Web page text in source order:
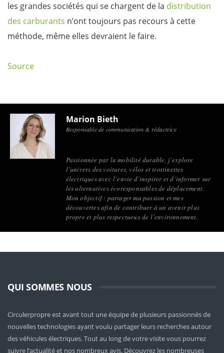
les grandes sociétés qui se chargent de la distribution
des carburants n’ont toujours pas recours à cette
méthode, même elles devraient le faire.
Source
Marion Bieth
Responsable de communication & rédactrice
Passionnée par la mobilité durable, j’explore
l’univers des voitures, vélos et trottinettes
électriques avec l’envie d’inspirer et d’informer sur
les alternatives écoresponsables de déplacement.
Mon objectif : partager ma passion et mes
découvertes afin de contribuer à un avenir plus
propre et plus respectueux de l’environnement.
QUI SOMMES NOUS
Circulerpropre est avant tout une équipe de plusieurs passionnés de
nouvelles technologies ayant voulu partager leurs recherches autour
des véhicules électriques. Tout au long de votre visite vous pourrez
suivre l’actualité et nos nombreux avis. Découvrez les nombreuses